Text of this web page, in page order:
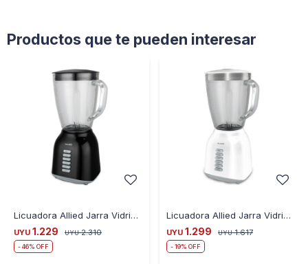
Productos que te pueden interesar
Licuadora Allied Jarra Vidrio AL-JV40 400W
UYU 1.229 UYU 2.310
46
Licuadora Allied Jarra Vidrio AL-JV40 400W
UYU 1.299 UYU 1.617
19